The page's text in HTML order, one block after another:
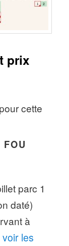
prix
pour cette
parc 1
daté)
à
voir les